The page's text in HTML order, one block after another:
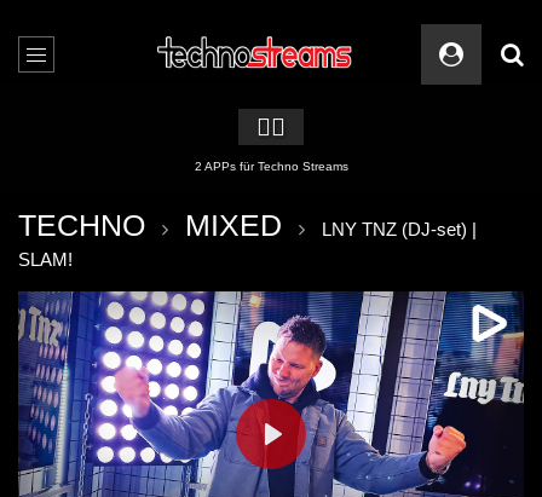
🏳️‍🌈
2 APPs für Techno Streams
TECHNO MIXED
LNY TNZ (DJ-set) |
SLAM!
PLAY